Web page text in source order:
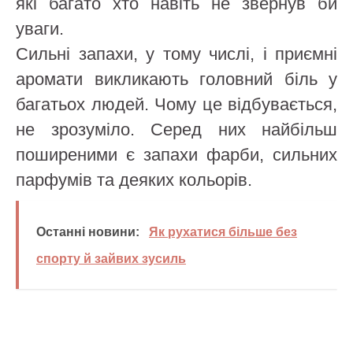
уваги.
Сильні запахи, у тому числі, і приємні
аромати викликають головний біль у
багатьох людей. Чому це відбувається,
не зрозуміло. Серед них найбільш
поширеними є запахи фарби, сильних
парфумів та деяких кольорів.
Останні новини:
Як рухатися більше без
спорту й зайвих зусиль